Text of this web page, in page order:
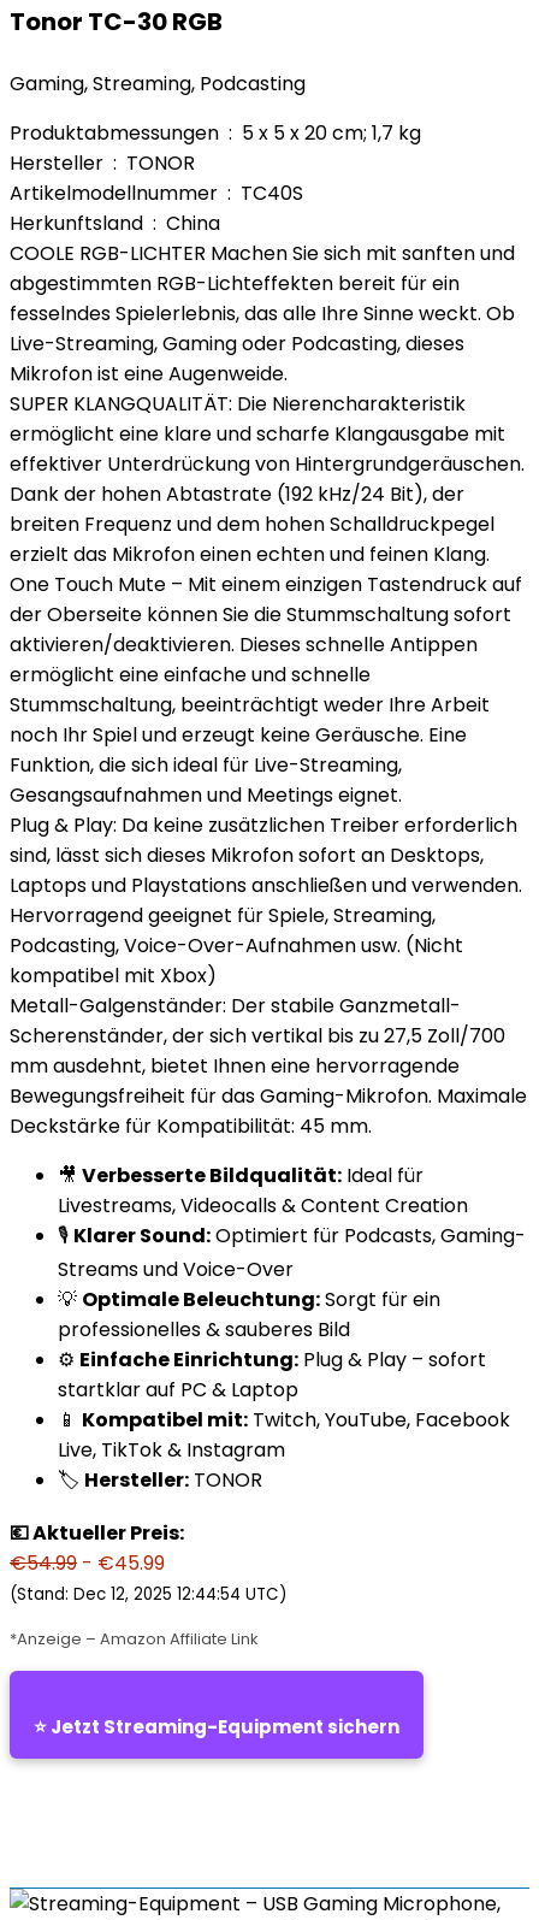
Tonor TC-30 RGB
Gaming, Streaming, Podcasting
Produktabmessungen ‏ : ‎ 5 x 5 x 20 cm; 1,7 kg
Hersteller ‏ : ‎ TONOR
Artikelmodellnummer ‏ : ‎ TC40S
Herkunftsland ‏ : ‎ China
COOLE RGB-LICHTER Machen Sie sich mit sanften und
abgestimmten RGB-Lichteffekten bereit für ein
fesselndes Spielerlebnis, das alle Ihre Sinne weckt. Ob
Live-Streaming, Gaming oder Podcasting, dieses
Mikrofon ist eine Augenweide.
SUPER KLANGQUALITÄT: Die Nierencharakteristik
ermöglicht eine klare und scharfe Klangausgabe mit
effektiver Unterdrückung von Hintergrundgeräuschen.
Dank der hohen Abtastrate (192 kHz/24 Bit), der
breiten Frequenz und dem hohen Schalldruckpegel
erzielt das Mikrofon einen echten und feinen Klang.
One Touch Mute – Mit einem einzigen Tastendruck auf
der Oberseite können Sie die Stummschaltung sofort
aktivieren/deaktivieren. Dieses schnelle Antippen
ermöglicht eine einfache und schnelle
Stummschaltung, beeinträchtigt weder Ihre Arbeit
noch Ihr Spiel und erzeugt keine Geräusche. Eine
Funktion, die sich ideal für Live-Streaming,
Gesangsaufnahmen und Meetings eignet.
Plug & Play: Da keine zusätzlichen Treiber erforderlich
sind, lässt sich dieses Mikrofon sofort an Desktops,
Laptops und Playstations anschließen und verwenden.
Hervorragend geeignet für Spiele, Streaming,
Podcasting, Voice-Over-Aufnahmen usw. (Nicht
kompatibel mit Xbox)
Metall-Galgenständer: Der stabile Ganzmetall-
Scherenständer, der sich vertikal bis zu 27,5 Zoll/700
mm ausdehnt, bietet Ihnen eine hervorragende
Bewegungsfreiheit für das Gaming-Mikrofon. Maximale
Deckstärke für Kompatibilität: 45 mm.
🎥 Verbesserte Bildqualität: Ideal für
Livestreams, Videocalls & Content Creation
🎙️ Klarer Sound:Optimiert für Podcasts, Gaming-
Streams und Voice-Over
💡 Optimale Beleuchtung:Sorgt für ein
professionelles & sauberes Bild
⚙️ Einfache Einrichtung: Plug & Play – sofort
startklar auf PC & Laptop
📱 Kompatibel mit: Twitch, YouTube, Facebook
Live, TikTok & Instagram
🏷️ Hersteller: TONOR
💶 Aktueller Preis:
€54.99 - €45.99
(Stand: Dec 12, 2025 12:44:54 UTC)
*Anzeige – Amazon Affiliate Link
⭐ Jetzt Streaming-Equipment sichern